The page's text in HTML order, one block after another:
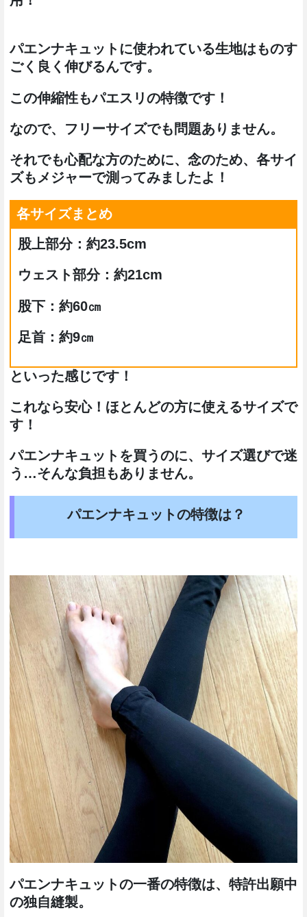
パエンナキュットに使われている生地はものす
ごく良く伸びるんです。
この伸縮性もパエスリの特徴です！
なので、フリーサイズでも問題ありません。
それでも心配な方のために、念のため、各サイ
ズもメジャーで測ってみましたよ！
各サイズまとめ
股上部分：約23.5cm
ウェスト部分：約21cm
股下：約60㎝
足首：約9㎝
といった感じです！
これなら安心！ほとんどの方に使えるサイズで
す！
パエンナキュットを買うのに、サイズ選びで迷
う…そんな負担もありません。
パエンナキュットの特徴は？
パエンナキュットの一番の特徴は、特許出願中
の独自縫製。